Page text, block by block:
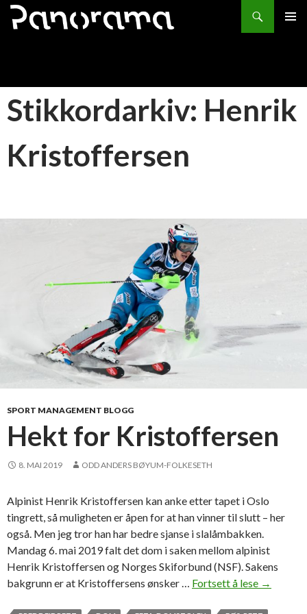
Søk
HOPP
Stikkordarkiv: Henrik
Kristoffersen
SPORT MANAGEMENT BLOGG
Hekt for Kristoffersen
8. MAI 2019 ODD ANDERS BØYUM-FOLKESETH
Alpinist Henrik Kristoffersen kan anke etter tapet i Oslo
tingrett, så muligheten er åpen for at han vinner til slutt – her
også. Men jeg tror han har bedre sjanse i slalåmbakken.
Mandag 6. mai 2019 falt det dom i saken mellom alpinist
Henrik Kristoffersen og Norges Skiforbund (NSF). Sakens
bakgrunn er at Kristoffersens ønsker … Fortsett å lese H
→